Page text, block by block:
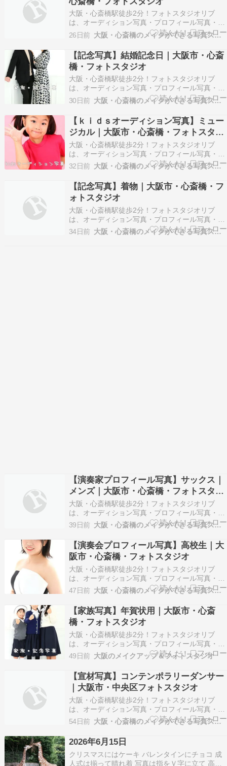
い。 福娘応募…
大阪・心斎橋駅徒歩2分！フォトスタジオリブ
は、オーディション写真・プロフィール写真・記
念写真やお見合い写真などナチュラルな大人の宣
材写真を得意とするフォトスタジオです。 ※以下
掲載のお写真はお客様に許可を得て掲載させてい
ただいております。 ※画像の転載はご遠慮くださ
い。 大学の卒…
26日前 大阪・心斎橋のメイクができる写真スタジオ
【記念写真】結婚記念日｜大阪市・心斎
橋・フォトスタジオ
大阪・心斎橋駅徒歩2分！フォトスタジオリブ
は、オーディション写真・プロフィール写真・記
念写真やお見合い写真などナチュラルな大人の宣
材写真を得意とするフォトスタジオです。 ※以下
掲載のお写真はお客様に許可を得て掲載させてい
ただいております。 ※画像の転載はご遠慮くださ
い。 結婚記念…
30日前 大阪・心斎橋のメイクができる写真スタジオ
【ｋｉｄｓオーディション写真】ミュー
ジカル｜大阪市・心斎橋・フォトスタジ
オ
大阪・心斎橋駅徒歩2分！フォトスタジオリブ
は、オーディション写真・プロフィール写真・記
念写真やお見合い写真などナチュラルな大人の宣
材写真を得意とするフォトスタジオです。 ※以下
掲載のお写真はお客様に許可を得て掲載させてい
ただいております。 ※画像の転載はご遠慮くださ
い。 キッズオ…
32日前 大阪・心斎橋のメイクができる写真スタジオ
【記念写真】着物｜大阪市・心斎橋・フ
ォトスタジオ
大阪・心斎橋駅徒歩2分！フォトスタジオリブ
は、オーディション写真・プロフィール写真・記
念写真やお見合い写真などナチュラルな大人の宣
材写真を得意とするフォトスタジオです。 ※以下
34日前 大阪・心斎橋のメイクができる写真スタジオ
【演奏家プロフィール写真】サックス｜
メンズ｜大阪市・心斎橋・フォトスタジ
オ
大阪・心斎橋駅徒歩2分！フォトスタジオリブ
は、オーディション写真・プロフィール写真・記
念写真やお見合い写真などナチュラルな大人の宣
材写真を得意とするフォトスタジオです。 ※以下
掲載のお写真はお客様に許可を得て掲載させてい
ただいております。 ※画像の転載はご遠慮くださ
い。 演奏家プ…
39日前 大阪・心斎橋のメイクができる写真スタジオ
【演奏会プロフィール写真】高校生｜大
阪市・心斎橋・フォトスタジオ
大阪・心斎橋駅徒歩2分！フォトスタジオリブ
は、オーディション写真・プロフィール写真・記
念写真やお見合い写真などナチュラルな大人の宣
材写真を得意とするフォトスタジオです。 ※以下
掲載のお写真はお客様に許可を得て掲載させてい
ただいております。 ※画像の転載はご遠慮くださ
い。 演奏会プ…
47日前 大阪・心斎橋のメイクができる写真スタジオ
【家族写真】年賀状用｜大阪市・心斎
橋・フォトスタジオ
大阪・心斎橋駅徒歩2分！フォトスタジオリブ
は、オーディション写真・プロフィール写真・記
念写真やお見合い写真などナチュラルな大人の宣
材写真を得意とするフォトスタジオです。 ※以下
掲載のお写真はお客様に許可を得て掲載させてい
ただいております。 ※画像の転載はご遠慮くださ
い。 年賀状用…
49日前 大阪のメイクアップ＆フォトスタジオ
【宣材写真】コンテンポラリーダンサー
｜大阪市・中央区フォトスタジオ
大阪・心斎橋駅徒歩2分！フォトスタジオリブ
は、オーディション写真・プロフィール写真・記
念写真やお見合い写真などナチュラルな大人の宣
材写真を得意とするフォトスタジオです。 ※以下
掲載のお写真はお客様に許可を得て掲載させてい
ただいております。 ※画像の転載はご遠慮くださ
い。 コンテン…
54日前 大阪・心斎橋のメイクができる写真スタジオ
2026年6月15日
クリスマスにはケーキ バレンタインにチョコ 成
人式は揃って晴れ着 写真は指をＶ字に立て 高く